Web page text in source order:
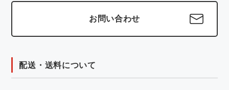
お問い合わせ
配送・送料について